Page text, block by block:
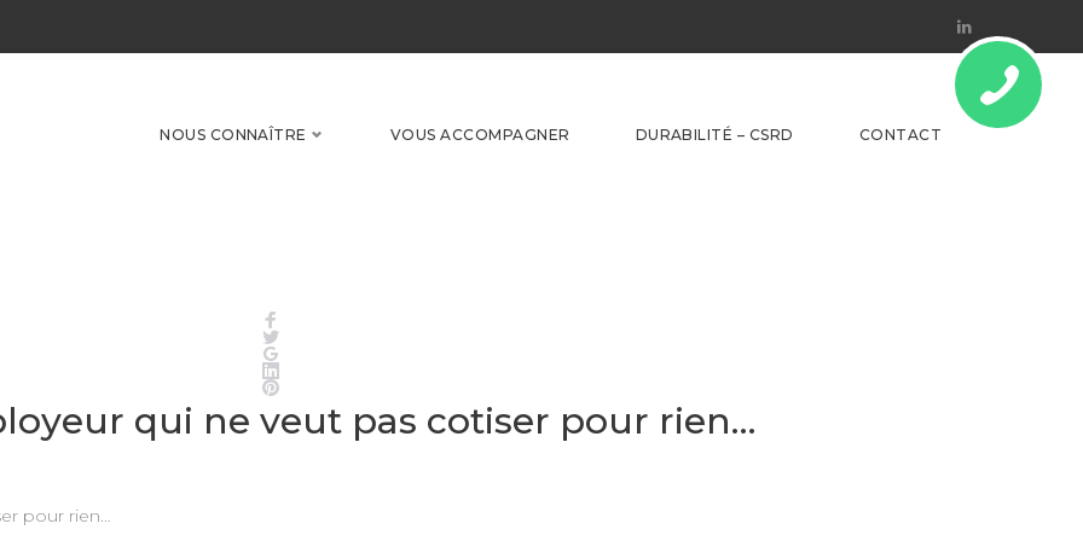
Linkedin
NOUS CONNAÎTRE VOUS ACCOMPAGNER DURABILITÉ – CSRD CONTACT
Twitter
Pinterest
qui ne veut pas cotiser pour rien…
pour rien…